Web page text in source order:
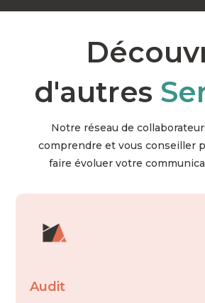
d'autres
Notre réseau de
comprendre et vous conseiller
faire évoluer votre
Audit